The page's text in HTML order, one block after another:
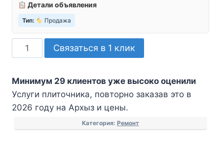
Детали объявления
Тип: Продажа
Количество
товара
плиточника
Связаться в 1 клик
Минимум 29 клиентов уже высоко оценили
Услуги плиточника, повторно заказав это в
2026 году на Архыз и цены.
Категория: Ремонт